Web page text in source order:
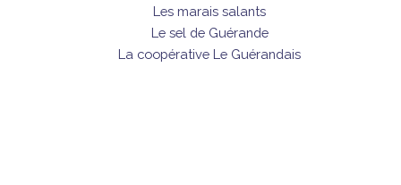
Les marais salants
Le sel de Guérande
La coopérative Le Guérandais